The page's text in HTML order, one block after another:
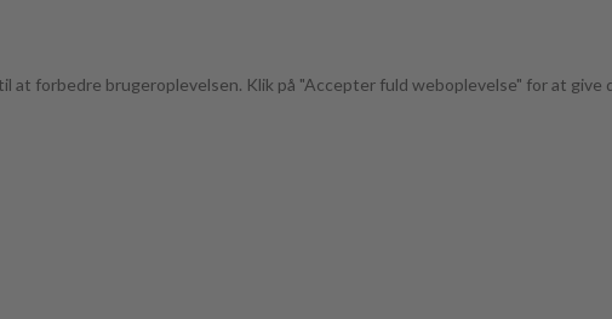
at forbedre brugeroplevelsen. Klik på "Accepter fuld weboplevelse" for at give